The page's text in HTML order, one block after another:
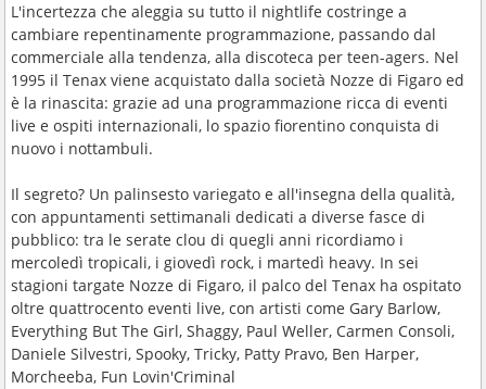
L'incertezza che aleggia su tutto il nightlife costringe a
cambiare repentinamente programmazione, passando dal
commerciale alla tendenza, alla discoteca per teen-agers. Nel
1995 il Tenax viene acquistato dalla società Nozze di Figaro ed
è la rinascita: grazie ad una programmazione ricca di eventi
live e ospiti internazionali, lo spazio fiorentino conquista di
nuovo i nottambuli.
Il segreto? Un palinsesto variegato e all'insegna della qualità,
con appuntamenti settimanali dedicati a diverse fasce di
pubblico: tra le serate clou di quegli anni ricordiamo i
mercoledì tropicali, i giovedì rock, i martedì heavy. In sei
stagioni targate Nozze di Figaro, il palco del Tenax ha ospitato
oltre quattrocento eventi live, con artisti come Gary Barlow,
Everything But The Girl, Shaggy, Paul Weller, Carmen Consoli,
Daniele Silvestri, Spooky, Tricky, Patty Pravo, Ben Harper,
Morcheeba, Fun Lovin'Criminal